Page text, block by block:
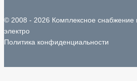
© 2008 - 2026 Комплексное
электро
Политика конфиденциальности